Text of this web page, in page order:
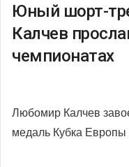
Юный шорт-
Калчев
чемпионатах
Любомир Калчев
медаль Кубка Европы